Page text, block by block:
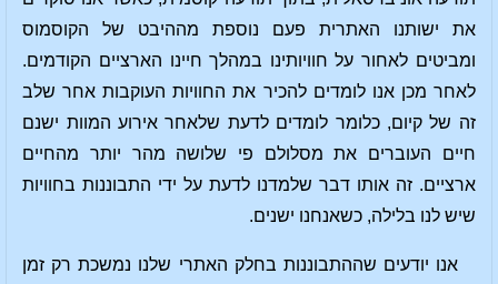
את ישותנו האתרית פעם נוספת מההיבט של הקוסמוס
ומביטים לאחור על חוויותינו במהלך חיינו הארציים הקודמים.
לאחר מכן אנו לומדים להכיר את החוויות העוקבות אחר שלב
זה של קיום, כלומר לומדים לדעת שלאחר אירוע המוות ישנם
חיים העוברים את מסלולם פי שלושה מהר יותר מהחיים
ארציים. זה אותו דבר שלמדנו לדעת על ידי התבוננות בחוויות
שיש לנו בלילה, כשאנחנו ישנים.
אנו יודעים שההתבוננות בחלק האתרי שלנו נמשכת רק זמן